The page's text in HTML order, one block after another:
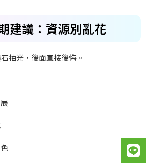
建議：資源別亂花
抽光，後面直接後悔。